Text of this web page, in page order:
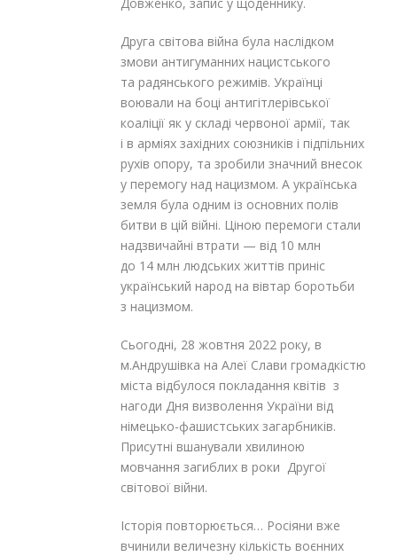
Друга світова війна була наслідком
змови антигуманних нацистського
та радянського режимів. Українці
воювали на боці антигітлерівської
коаліції як у складі червоної армії, так
і в арміях західних союзників і підпільних
рухів опору, та зробили значний внесок
у перемогу над нацизмом. А українська
земля була одним із основних полів
битви в цій війні. Ціною перемоги стали
надзвичайні втрати — від 10 млн
до 14 млн людських життів приніс
український народ на вівтар боротьби
з нацизмом.
Сьогодні, 28 жовтня 2022 року, в
м.Андрушівка на Алеї Слави громадкістю
міста відбулося покладання квітів з
нагоди Дня визволення України від
німецько-фашистських загарбників.
Присутні вшанували хвилиною
мовчання загиблих в роки Другої
світової війни.
Історія повторюється… Росіяни вже
вчинили величезну кількість воєнних